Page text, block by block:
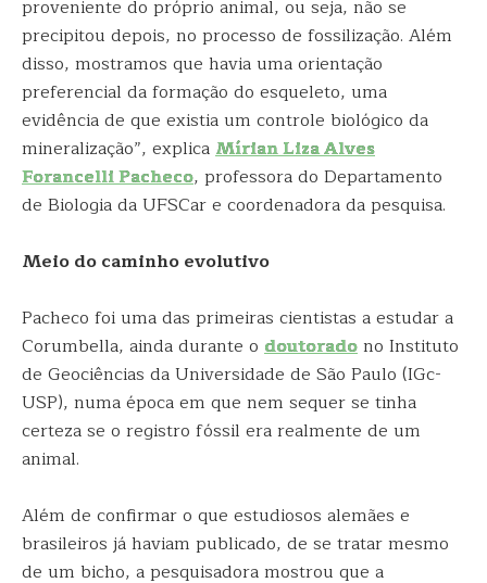
proveniente do próprio animal, ou seja, não se
precipitou depois, no processo de fossilização. Além
disso, mostramos que havia uma orientação
preferencial da formação do esqueleto, uma
evidência de que existia um controle biológico da
mineralização”, explicaMírian Liza Alves
Forancelli Pacheco, professora do Departamento
de Biologia da UFSCar e coordenadora da pesquisa.
Meio do caminho evolutivo
Pacheco foi uma das primeiras cientistas a estudar a
Corumbella, ainda durante o doutoradono Instituto
de Geociências da Universidade de São Paulo (IGc-
USP), numa época em que nem sequer se tinha
certeza se o registro fóssil era realmente de um
animal.
Além de confirmar o que estudiosos alemães e
brasileiros já haviam publicado, de se tratar mesmo
de um bicho, a pesquisadora mostrou que a